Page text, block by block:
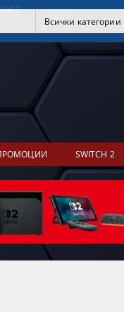
!!!
SWITCH 2